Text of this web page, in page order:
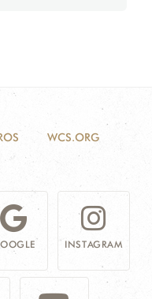
WCS.ORG
INSTAGRAM